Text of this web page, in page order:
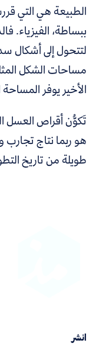
انشر
الطبيعة هي التي
ببساطة، الفيزياء.
لتتحول إلى أشكال
مساحات الشكل
الأخير يوفر المساحة
تَكوُّن أقراص العسل
هو ربما نتاج تجارب
طويلة من تاريخ